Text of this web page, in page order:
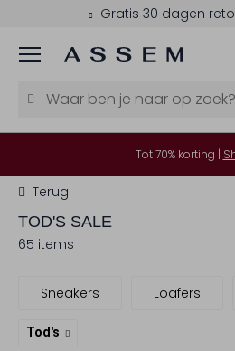
Gratis 30 dagen
Menu
Tot 70% korting |
Terug
TOD'S SALE
65 items
Sneakers Loafers
Tod's